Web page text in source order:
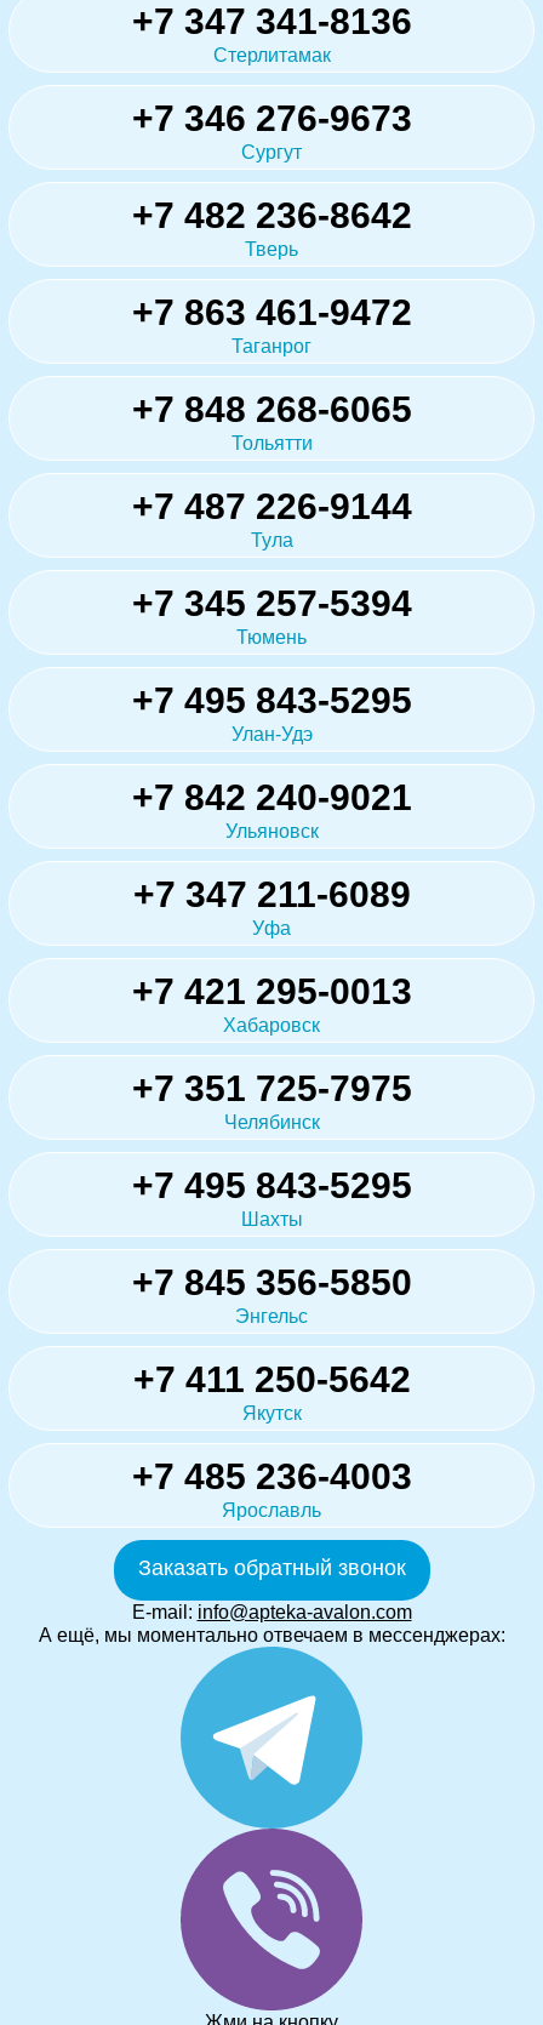
+7 347 341-8136
Стерлитамак
+7 346 276-9673
Сургут
+7 482 236-8642
Тверь
+7 863 461-9472
Таганрог
+7 848 268-6065
Тольятти
+7 487 226-9144
Тула
+7 345 257-5394
Тюмень
+7 495 843-5295
Улан-Удэ
+7 842 240-9021
Ульяновск
+7 347 211-6089
Уфа
+7 421 295-0013
Хабаровск
+7 351 725-7975
Челябинск
+7 495 843-5295
Шахты
+7 845 356-5850
Энгельс
+7 411 250-5642
Якутск
+7 485 236-4003
Ярославль
Заказать обратный звонок
E-mail: info@apteka-avalon.com
А ещё, мы моментально отвечаем в мессенджерах: